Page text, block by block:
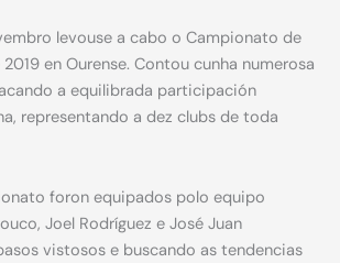
levouse a cabo o Campionato de
en Ourense. Contou cunha numerosa
a equilibrada participación
representando a dez clubs de toda
foron equipados polo equipo
Joel Rodríguez e José Juan
vistosos e buscando as tendencias